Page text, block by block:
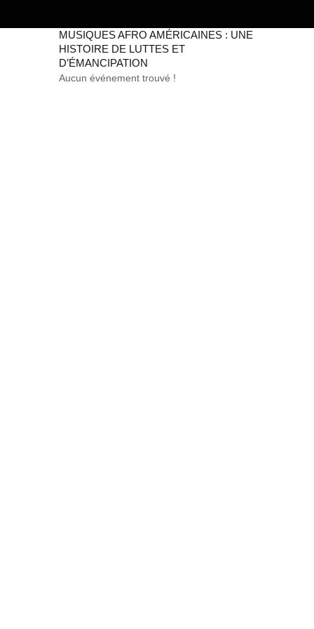
MUSIQUES AFRO AMÉRICAINES : UNE
HISTOIRE DE LUTTES ET
D’ÉMANCIPATION
Aucun événement trouvé !